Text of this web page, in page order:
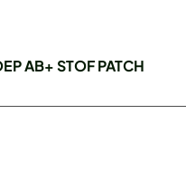
AB+ STOF PATCH